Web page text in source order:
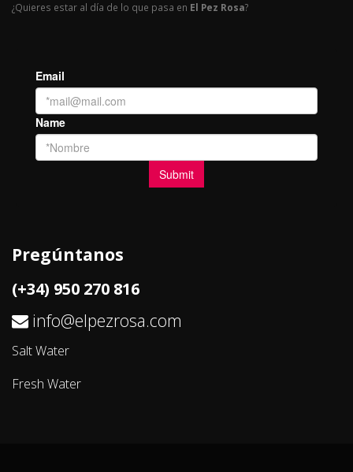
¿Quieres estar al día de lo que pasa en El Pez Rosa?
Pregúntanos
(+34) 950 270 816
info@elpezrosa.com
Salt Water
Fresh Water